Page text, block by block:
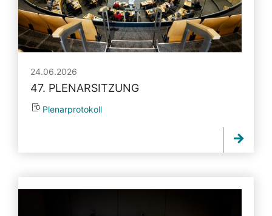
24.06.2026
47. PLENARSITZUNG
Plenarprotokoll